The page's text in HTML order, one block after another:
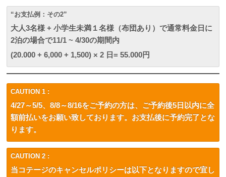
“お支払例：その2”
大人3名様 + 小学生未満１名様（布団あり）で通常料金日に
2泊の場合で11/1 ~ 4/30の期間内
(20.000 + 6,000 + 1,500) × 2 日= 55.000円
CAUTION 1 :
4/27～5/5、8/8～8/16をご予約の方は、ご予約後5日以内に全
額前払いをお願い致しております。お支払後に予約完了とな
ります。
CAUTION 2 :
当コテージのキャンセルポリシーは以下となりますので宜し